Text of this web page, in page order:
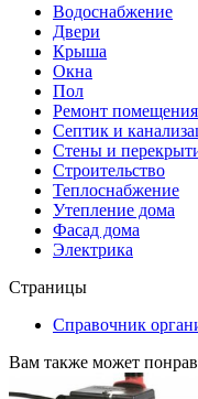
Водоснабжение
Двери
Крыша
Окна
Пол
Ремонт помещения
Септик и
Стены и
Строительство
Теплоснабжение
Утепление дома
Фасад дома
Электрика
Страницы
Справочник
Вам также может